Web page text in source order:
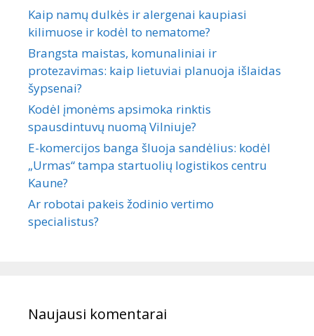
Kaip namų dulkės ir alergenai kaupiasi
kilimuose ir kodėl to nematome?
Brangsta maistas, komunaliniai ir
protezavimas: kaip lietuviai planuoja išlaidas
šypsenai?
Kodėl įmonėms apsimoka rinktis
spausdintuvų nuomą Vilniuje?
E-komercijos banga šluoja sandėlius: kodėl
„Urmas“ tampa startuolių logistikos centru
Kaune?
Ar robotai pakeis žodinio vertimo
specialistus?
Naujausi komentarai